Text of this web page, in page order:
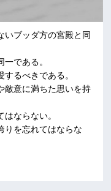
いブッダ方の宮殿と同
である。
るべきである。
敵意に満ちた思いを持
ならない。
りを忘れてはならな